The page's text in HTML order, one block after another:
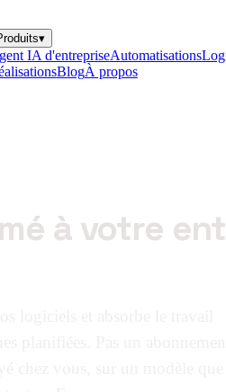
▾
IA d'entrepriseAutomatisations
BlogÀ propos
à votre